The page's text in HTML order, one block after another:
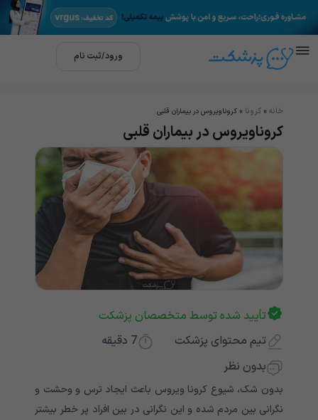
ورود/ثبت نام
خانه » کرونا » کروناویروس در بیماران قلبی
کروناویروس در بیماران قلبی
تأیید شده توسط متخصصان پزشکت
تیم محتوای پزشکت
7 دقیقه
بدون نظر
بدون شک، شیوع کرونا ویروس باعث ایجاد ترس و وحشت و
نگرانی بین مردم شده و این نگرانی در بین افراد پر خطر بیشتر